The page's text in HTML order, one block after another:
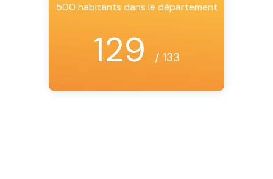
500 habitants dans le département
129 / 133